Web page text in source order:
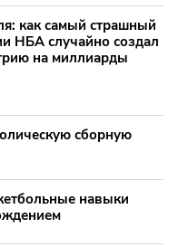
как самый страшный
НБА случайно создал
на миллиарды
сборную
навыки